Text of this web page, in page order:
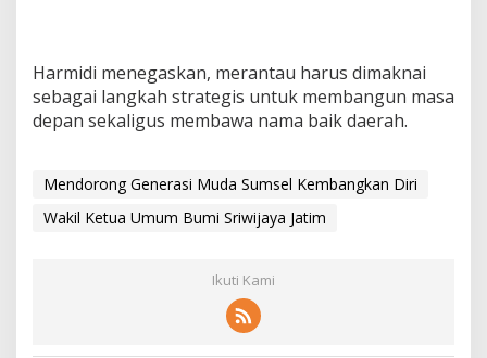
‎Harmidi menegaskan, merantau harus dimaknai
sebagai langkah strategis untuk membangun masa
depan sekaligus membawa nama baik daerah.
Mendorong Generasi Muda Sumsel Kembangkan Diri
Wakil Ketua Umum Bumi Sriwijaya Jatim
Ikuti Kami